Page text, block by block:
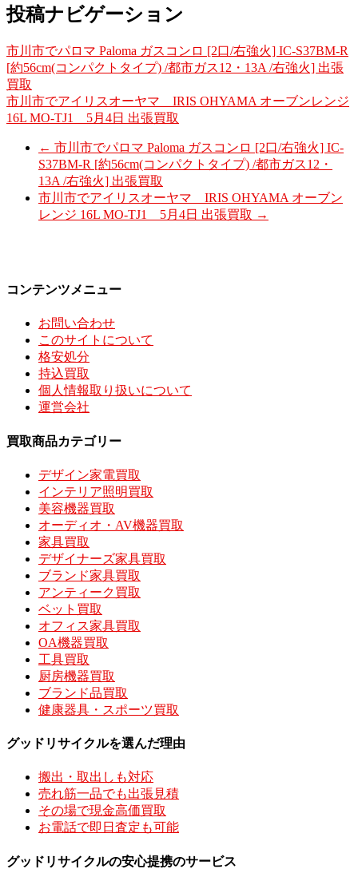
投稿ナビゲーション
市川市でパロマ Paloma ガスコンロ [2口/右強火] IC-S37BM-R
[約56cm(コンパクトタイプ) /都市ガス12・13A /右強火] 出張
買取
市川市でアイリスオーヤマ IRIS OHYAMA オーブンレンジ
16L MO-TJ1 5月4日 出張買取
← 市川市でパロマ Paloma ガスコンロ [2口/右強火] IC-
S37BM-R [約56cm(コンパクトタイプ) /都市ガス12・
13A /右強火] 出張買取
市川市でアイリスオーヤマ IRIS OHYAMA オーブン
レンジ 16L MO-TJ1 5月4日 出張買取 →
コンテンツメニュー
お問い合わせ
このサイトについて
格安処分
持込買取
個人情報取り扱いについて
運営会社
買取商品カテゴリー
デザイン家電買取
インテリア照明買取
美容機器買取
オーディオ・AV機器買取
家具買取
デザイナーズ家具買取
ブランド家具買取
アンティーク買取
ベット買取
オフィス家具買取
OA機器買取
工具買取
厨房機器買取
ブランド品買取
健康器具・スポーツ買取
グッドリサイクルを選んだ理由
搬出・取出しも対応
売れ筋一品でも出張見積
その場で現金高価買取
お電話で即日査定も可能
グッドリサイクルの安心提携のサービス